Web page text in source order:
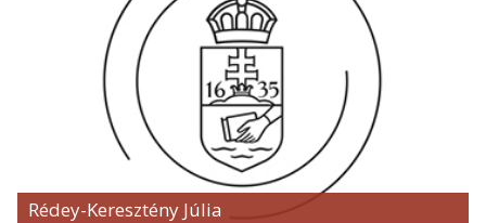
Rédey-Keresztény Júlia